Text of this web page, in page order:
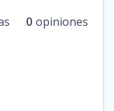
0 opiniones